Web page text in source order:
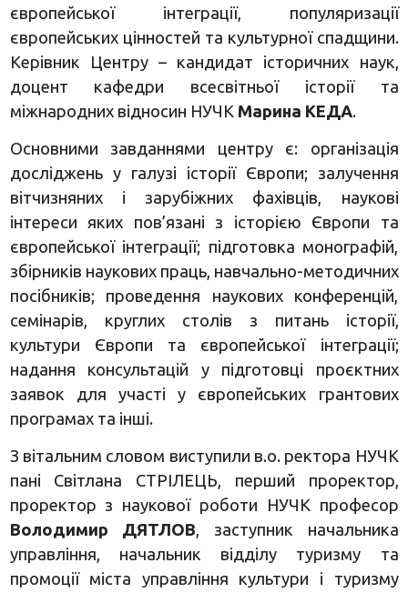
європейської інтеграції, популяризації
європейських цінностей та культурної спадщини.
Керівник Центру – кандидат історичних наук,
доцент кафедри всесвітньої історії та
міжнародних відносин НУЧКМарина КЕДА.
Основними завданнями центру є: організація
досліджень у галузі історії Європи; залучення
вітчизняних і зарубіжних фахівців, наукові
інтереси яких пов’язані з історією Європи та
європейської інтеграції; підготовка монографій,
збірників наукових праць, навчально-методичних
посібників; проведення наукових конференцій,
семінарів, круглих столів з питань історії,
культури Європи та європейської інтеграції;
надання консультацій у підготовці проєктних
заявок для участі у європейських грантових
програмах та інші.
З вітальним словом виступили в.о. ректора НУЧК
пані Світлана СТРІЛЕЦЬ, перший проректор,
проректор з наукової роботи НУЧК професор
Володимир ДЯТЛОВ, заступник начальника
управління, начальник відділу туризму та
промоції міста управління культури і туризму